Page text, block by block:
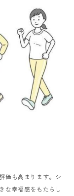
価も高まります。シ
な幸福感をもたらし